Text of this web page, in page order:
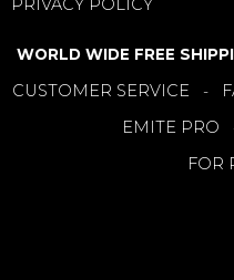
PRIVACY POLICY
WORLD WIDE FREE
CUSTOMER SERVICE -
EMITE PRO
FOR